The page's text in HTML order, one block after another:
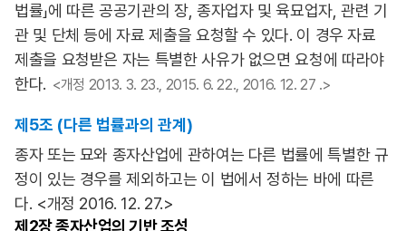
법률」에 따른 공공기관의 장, 종자업자 및 육묘업자, 관련 기
관 및 단체 등에 자료 제출을 요청할 수 있다. 이 경우 자료
제출을 요청받은 자는 특별한 사유가 없으면 요청에 따라야
한다. <개정 2013. 3. 23., 2015. 6. 22., 2016. 12. 27 .>
제5조 (다른 법률과의 관계)
종자 또는 묘와 종자산업에 관하여는 다른 법률에 특별한 규
정이 있는 경우를 제외하고는 이 법에서 정하는 바에 따른
다. <개정 2016. 12. 27.>
제2장종자산업의 기반 조성